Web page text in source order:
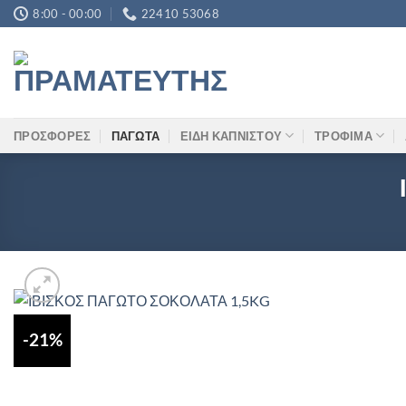
Μετάβαση
στο
περιεχόμενο
8:00 - 00:00 22410 53068
ΠΡΟΣΦΟΡΕΣ ΠΑΓΩΤΑ ΕΙΔΗ ΚΑΠΝΙΣΤΟΥ ΤΡΟΦΙΜΑ
-21%